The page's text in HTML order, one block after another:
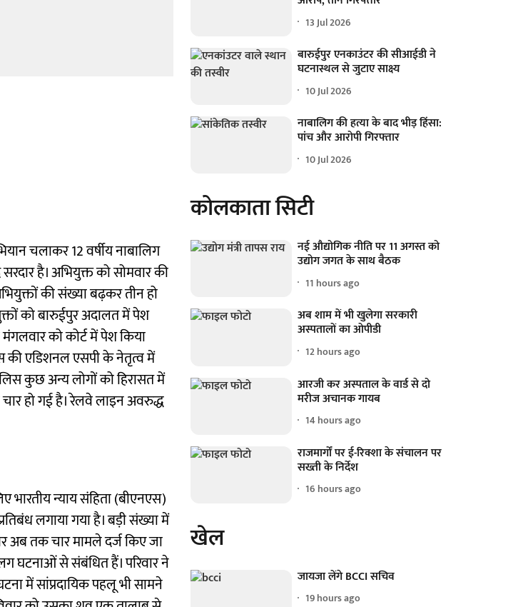
चलाकर 12 वर्षीय नाबालिग
है। अभियुक्त को सोमवार की
की संख्या बढ़कर तीन हो
को बारुईपुर अदालत में पेश
को कोर्ट में पेश किया
की एडिशनल एसपी के नेतृत्व में
कुछ अन्य लोगों को हिरासत में
हो गई है। रेलवे लाइन अवरुद्ध
भारतीय न्याय संहिता (बीएनएस)
लगाया गया है। बड़ी संख्या में
अब तक चार मामले दर्ज किए जा
घटनाओं से संबंधित हैं। परिवार ने
में सांप्रदायिक पहलू भी सामने
13 Jul 2026
बारुईपुर एनकाउंटर की सीआईडी ने
घटनास्थल से जुटाए साक्ष्य
10 Jul 2026
नाबालिग की हत्या के बाद भीड़ हिंसा:
पांच और आरोपी गिरफ्तार
10 Jul 2026
कोलकाता सिटी
नई औद्योगिक नीति पर 11 अगस्त को
उद्योग जगत के साथ बैठक
11 hours ago
अब शाम में भी खुलेगा सरकारी
अस्पतालों का ओपीडी
12 hours ago
आरजी कर अस्पताल के वार्ड से दो
मरीज अचानक गायब
14 hours ago
राजमार्गों पर ई-रिक्शा के संचालन पर
सख्ती के निर्देश
16 hours ago
खेल
जायजा लेंगे BCCI सचिव
19 hours ago